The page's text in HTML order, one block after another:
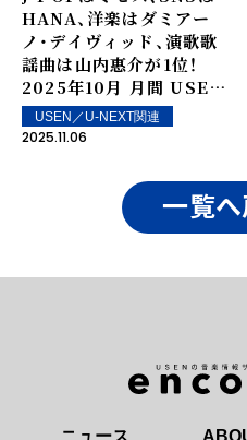
HANA、洋楽はダミアー
ノ・デイヴィッド、演歌歌
謡曲は山内惠介が1位！――
2025年10月 月間 USEN
HITランキング TOP10を
発表！
USEN／U-NEXT関連
2025.11.06
一覧へ